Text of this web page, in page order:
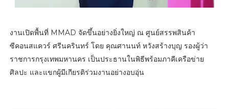
งานเปิดพื้นที่ MMAD จัดขึ้นอย่างยิ่งใหญ่ ณ ศูนย์สรรพสินค้า
ซีคอนสแควร์ ศรีนครินทร์ โดย คุณศานนท์ หวังสร้างบุญ รองผู้ว่า
ราชการกรุงเทพมหานคร เป็นประธานในพิธีพร้อมภาคีเครือข่าย
ศิลปะ และแขกผู้มีเกียรติร่วมงานอย่างอบอุ่น